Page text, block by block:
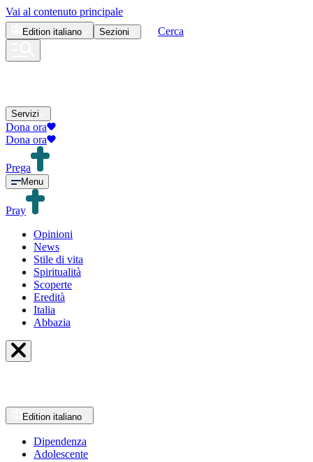
Vai al contenuto principale
Edition italiano Sezioni Cerca
Servizi
Dona ora
Dona ora
Prega
Menu
Pray
Opinioni
News
Stile di vita
Spiritualità
Scoperte
Eredità
Italia
Abbazia
Edition italiano
Dipendenza
Adolescente